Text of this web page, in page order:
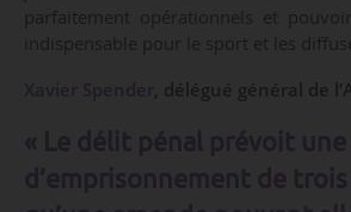
parfaitement opérationnels et
indispensable pour le sport et les
, délégué général de